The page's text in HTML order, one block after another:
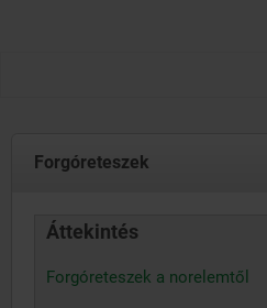
Forgóreteszek
Áttekintés
Forgóreteszek a norelemtől